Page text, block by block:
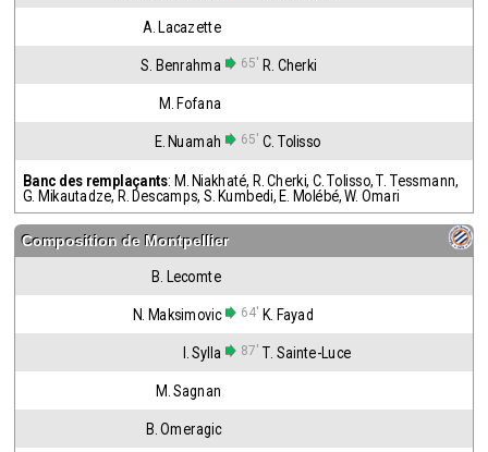
A. Lacazette
S. Benrahma 65' R. Cherki
M. Fofana
E. Nuamah 65' C. Tolisso
Banc des remplaçants: M. Niakhaté, R. Cherki, C. Tolisso,T. Tessmann,
G. Mikautadze, R. Descamps, S. Kumbedi, E. Molébé,W. Omari
Composition de Montpellier
B. Lecomte
N. Maksimovic 64' K. Fayad
I. Sylla 87' T. Sainte-Luce
M. Sagnan
B. Omeragic